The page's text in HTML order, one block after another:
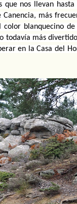
nos llevan hasta
más
blanquecino de
todavía más
en la Casa del